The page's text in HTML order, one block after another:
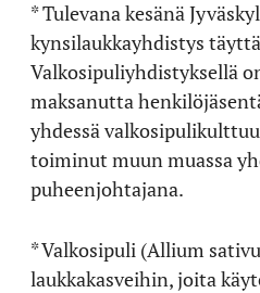
* Tulevana kesänä
kynsilaukkayhdistys
Valkosipuliyhdistyksellä
maksanutta
yhdessä
toiminut muun muassa
puheenjohtajana.
* Valkosipuli (Allium
laukkakasveihin, joita